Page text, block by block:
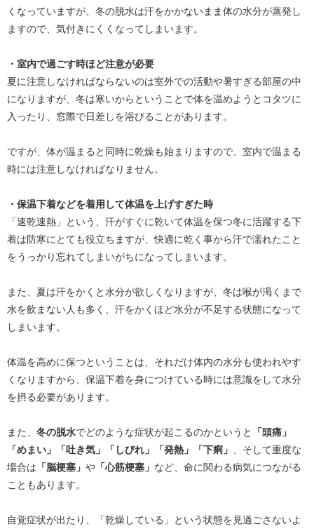
くなっていますが、冬の脱水は汗をかかないまま体の水分が蒸発し
ますので、気付きにくくなってしまいます。
・室内で過ごす時ほど注意が必要
夏に注意しなければならないのは室外での活動や暑すぎる部屋の中
になりますが、冬は寒いからということで体を温めようとコタツに
入ったり、窓際で日差しを浴びることがあります。
ですが、体が温まると同時に乾燥も始まりますので、室内で温まる
時には注意しなければなりません。
・保温下着などを着用して体温を上げすぎた時
「速乾速熱」という、汗がすぐに乾いて体温を保つ冬に活躍する下
着は防寒にとても役立ちますが、快適に乾く事から汗で濡れたこと
をうっかり忘れてしまいがちになってしまいます。
また、夏は汗をかくと水分が欲しくなりますが、冬は喉が渇くまで
水を飲まない人も多く、汗をかくほど水分が不足する状態になって
しまいます。
体温を高めに保つということは、それだけ体内の水分も使われやす
くなりますから、保温下着を身につけている時には意識をして水分
を摂る必要があります。
また、 冬の脱水でどのような症状が起こるのかというと
「頭痛」
「めまい」「吐き気」「しびれ」「発熱」「下痢」
、そして重度な
場合は 「脳梗塞」 や 「心筋梗塞」 など、命に関わる病気につながる
こともあります。
自覚症状が出たり、「乾燥している」という状態を見過ごさないよ